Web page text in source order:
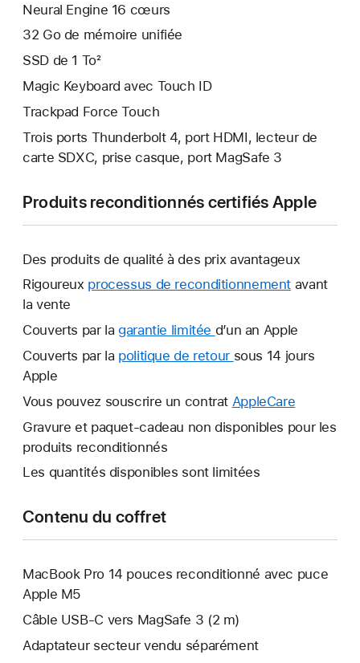
Neural Engine 16 cœurs
32 Go de mémoire unifiée
SSD de 1 To²
Magic Keyboard avec Touch ID
Trackpad Force Touch
Trois ports Thunderbolt 4, port HDMI, lecteur de
carte SDXC, prise casque, port MagSafe 3
Produits reconditionnés certifiés Apple
Des produits de qualité à des prix avantageux
Rigoureux processus de reconditionnement avant
la vente
Couverts par la garantie limitée Une
nouvelle
d’un an Apple
Couverts par la politique de retour Une
fenêtre
sous 14 jours
Apple
Vous pouvez souscrire un contrat AppleCare
nouvelle
Gravure et paquet-cadeau non disponibles pour les
produits reconditionnés
Les quantités disponibles sont limitées
Contenu du coffret
MacBook Pro 14 pouces reconditionné avec puce
Apple M5
Câble USB-C vers MagSafe 3 (2 m)
Adaptateur secteur vendu séparément